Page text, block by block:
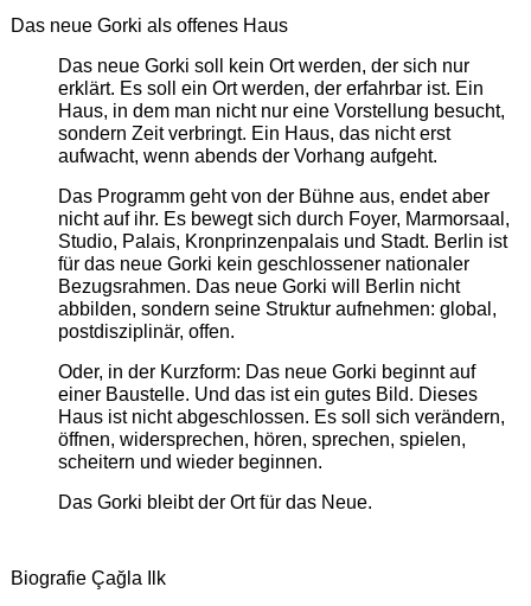
Das neue Gorki als offenes Haus
Das neue Gorki soll kein Ort werden, der sich nur
erklärt. Es soll ein Ort werden, der erfahrbar ist. Ein
Haus, in dem man nicht nur eine Vorstellung besucht,
sondern Zeit verbringt. Ein Haus, das nicht erst
aufwacht, wenn abends der Vorhang aufgeht.
Das Programm geht von der Bühne aus, endet aber
nicht auf ihr. Es bewegt sich durch Foyer, Marmorsaal,
Studio, Palais, Kronprinzenpalais und Stadt. Berlin ist
für das neue Gorki kein geschlossener nationaler
Bezugsrahmen. Das neue Gorki will Berlin nicht
abbilden, sondern seine Struktur aufnehmen: global,
postdisziplinär, offen.
Oder, in der Kurzform: Das neue Gorki beginnt auf
einer Baustelle. Und das ist ein gutes Bild. Dieses
Haus ist nicht abgeschlossen. Es soll sich verändern,
öffnen, widersprechen, hören, sprechen, spielen,
scheitern und wieder beginnen.
Das Gorki bleibt der Ort für das Neue.
Biografie Çağla Ilk